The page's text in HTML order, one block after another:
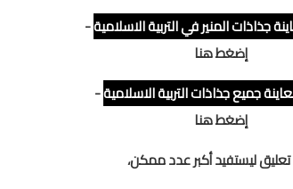
جذاذات المنير في التربية الاسلامية-
إضغط هنا
جميع جذاذات التربية الاسلامية-
إضغط هنا
تعليق ليستفيد أكبر عدد ممكن،